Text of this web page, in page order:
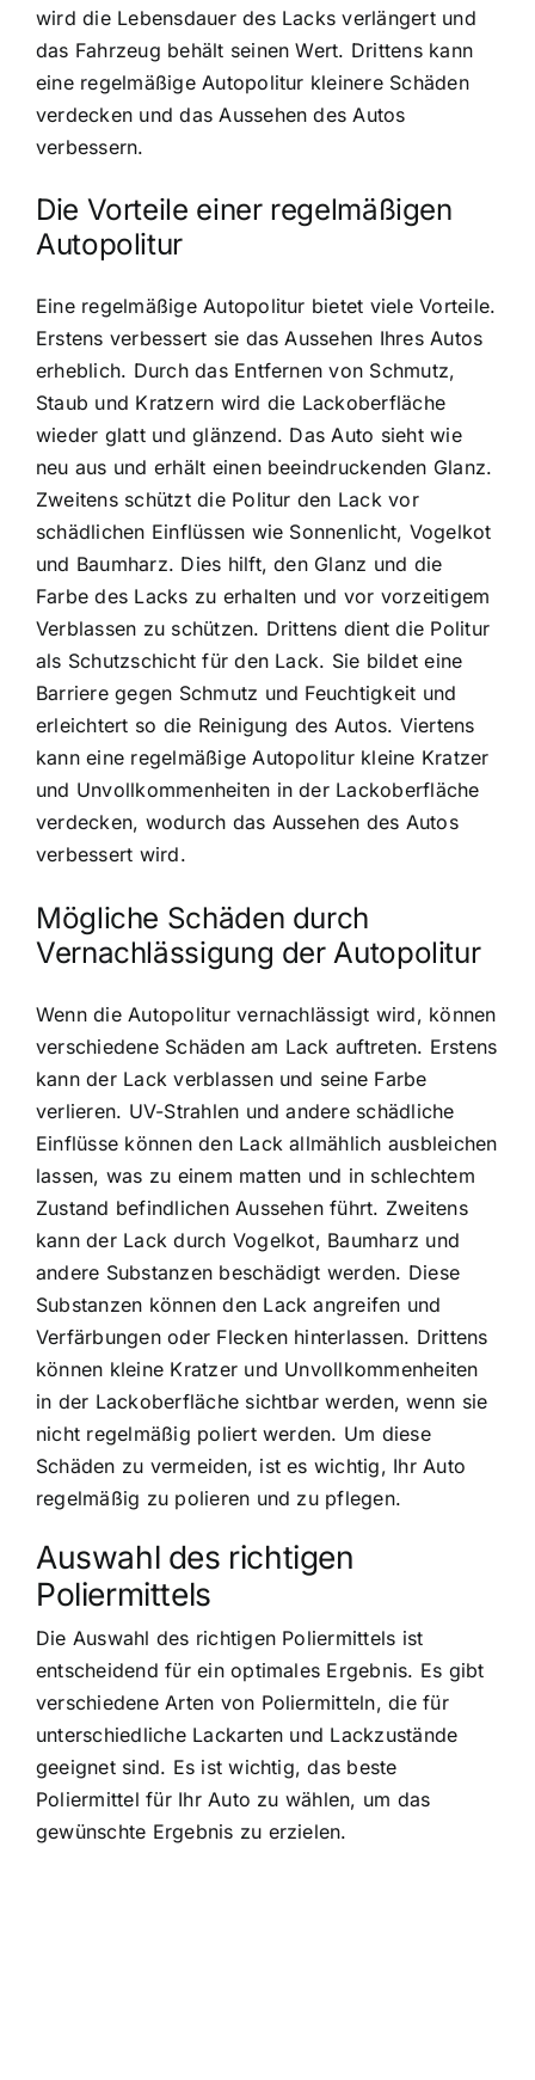
wird die Lebensdauer des Lacks verlängert und
das Fahrzeug behält seinen Wert. Drittens kann
eine regelmäßige Autopolitur kleinere Schäden
verdecken und das Aussehen des Autos
verbessern.
Die Vorteile einer regelmäßigen
Autopolitur
Eine regelmäßige Autopolitur bietet viele Vorteile.
Erstens verbessert sie das Aussehen Ihres Autos
erheblich. Durch das Entfernen von Schmutz,
Staub und Kratzern wird die Lackoberfläche
wieder glatt und glänzend. Das Auto sieht wie
neu aus und erhält einen beeindruckenden Glanz.
Zweitens schützt die Politur den Lack vor
schädlichen Einflüssen wie Sonnenlicht, Vogelkot
und Baumharz. Dies hilft, den Glanz und die
Farbe des Lacks zu erhalten und vor vorzeitigem
Verblassen zu schützen. Drittens dient die Politur
als Schutzschicht für den Lack. Sie bildet eine
Barriere gegen Schmutz und Feuchtigkeit und
erleichtert so die Reinigung des Autos. Viertens
kann eine regelmäßige Autopolitur kleine Kratzer
und Unvollkommenheiten in der Lackoberfläche
verdecken, wodurch das Aussehen des Autos
verbessert wird.
Mögliche Schäden durch
Vernachlässigung der Autopolitur
Wenn die Autopolitur vernachlässigt wird, können
verschiedene Schäden am Lack auftreten. Erstens
kann der Lack verblassen und seine Farbe
verlieren. UV-Strahlen und andere schädliche
Einflüsse können den Lack allmählich ausbleichen
lassen, was zu einem matten und in schlechtem
Zustand befindlichen Aussehen führt. Zweitens
kann der Lack durch Vogelkot, Baumharz und
andere Substanzen beschädigt werden. Diese
Substanzen können den Lack angreifen und
Verfärbungen oder Flecken hinterlassen. Drittens
können kleine Kratzer und Unvollkommenheiten
in der Lackoberfläche sichtbar werden, wenn sie
nicht regelmäßig poliert werden. Um diese
Schäden zu vermeiden, ist es wichtig, Ihr Auto
regelmäßig zu polieren und zu pflegen.
Auswahl des richtigen
Poliermittels
Die Auswahl des richtigen Poliermittels ist
entscheidend für ein optimales Ergebnis. Es gibt
verschiedene Arten von Poliermitteln, die für
unterschiedliche Lackarten und Lackzustände
geeignet sind. Es ist wichtig, das beste
Poliermittel für Ihr Auto zu wählen, um das
gewünschte Ergebnis zu erzielen.